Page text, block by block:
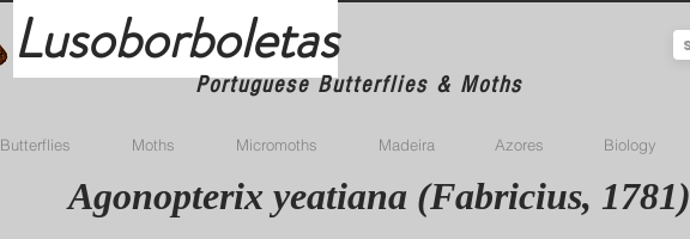
Lusoborboletas
Portuguese Butterflies & Moths
Butterflies Moths Micromoths Madeira Azores Biology
Agonopterix yeatiana (Fabricius, 1781)